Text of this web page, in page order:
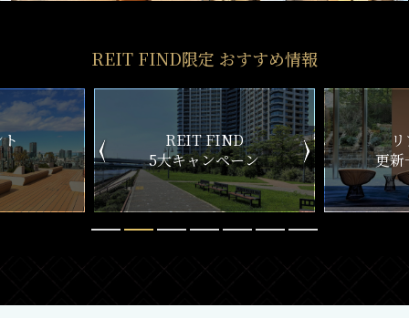
REIT FIND限定 おすすめ情報
ン
リアルタイム
更新一覧チェック
新